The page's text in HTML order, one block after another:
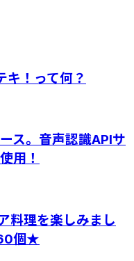
キ！って何？
ス。音声認識APIサ
用！
料理を楽しみまし
個★